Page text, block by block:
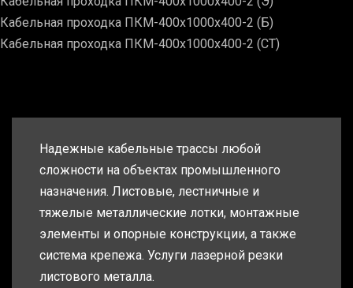
Кабельная проходка ПКМ-400х1000х400-2 (Б)
Кабельная проходка ПКМ-400х1000х400-2 (СТ)
Надежные кабельные трассы любой
сложности на объектах промышленного
назначения. Листовые, лестничные и
тяжелые металлические лотки, монтажные
элементы и опорные конструкции, а также
система крепежа. Услуги лазерной резки
листового металла.